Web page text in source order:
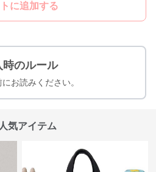
に追加する
時のルール
お読みください。
気アイテム